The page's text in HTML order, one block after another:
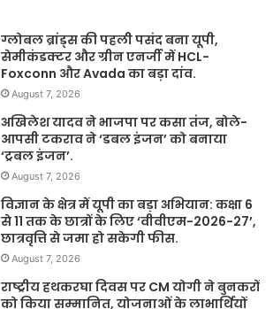
ग्लोबल ब्रांड्स की पहली पसंद बना यूपी,
सेमीकंडक्टर और ग्रीन एनर्जी में HCL-
Foxconn और Avada का बड़ा दांव.
August 7, 2026
अखिलेश यादव ने भाजपा पर कसा तंज, बोले-
आपसी टकराव ने ‘डबल इंजन’ को बनाया
‘ट्रबल इंजन’.
August 7, 2026
विज्ञान के क्षेत्र में यूपी का बड़ा अभियान: कक्षा 6
से 11 तक के छात्रों के लिए ‘वीवीएम-2026-27’,
छात्रवृत्ति से जमा हो सकेगी फीस.
August 7, 2026
राष्ट्रीय हथकरघा दिवस पर CM योगी ने बुनकरों
को किया सम्मानित, योजनाओं के लाभार्थियों